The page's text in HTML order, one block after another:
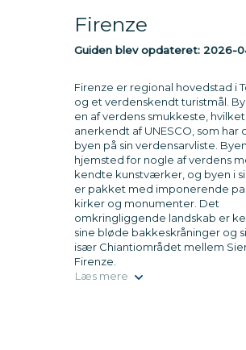
Firenze
Guiden blev opdateret: 2026-
Firenze er regional hovedstad i
og et verdenskendt turistmål.
en af verdens smukkeste,
anerkendt af UNESCO, som har
byen på sin verdensarvliste.
hjemsted for nogle af verdens
kendte kunstværker, og byen i
er pakket med imponerende
kirker og monumenter. Det
omkringliggende landskab er
sine bløde bakkeskråninger og
især Chiantiområdet mellem
Firenze.
Læs mere